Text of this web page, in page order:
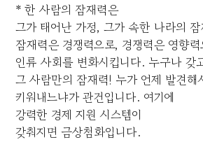
* 한 사람의 잠재력은
그가 태어난 가정, 그가 속한 나라의
잠재력은 경쟁력으로, 경쟁력은 영향력
인류 사회를 변화시킵니다. 누구나 갖
그 사람만의 잠재력! 누가 언제 발견해
키워내느냐가 관건입니다. 여기에
강력한 경제 지원 시스템이
갖춰지면 금상첨화입니다.